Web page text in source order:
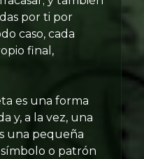
por ti por
caso, cada
final,
es una forma
y, a la vez, una
una pequeña
o patrón